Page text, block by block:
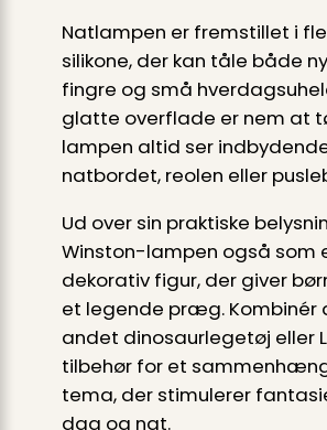
Natlampen er fremstillet i
silikone, der kan tåle både
fingre og små
glatte overflade er nem at
lampen altid ser
natbordet, reolen eller
Ud over sin praktiske
Winston-lampen også som
dekorativ figur, der giver
et legende præg. Kombinér
andet dinosaurlegetøj eller
tilbehør for et
tema, der stimulerer
dag og nat.